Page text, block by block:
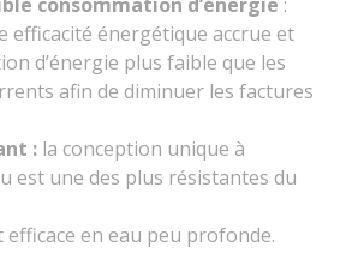
efficacité énergétique accrue et
d’énergie plus faible que les
afin de diminuer les factures
: la conception unique à
est une des plus résistantes du
en eau peu profonde.